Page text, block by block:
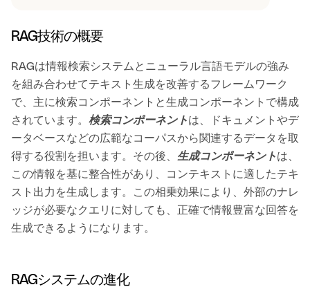
RAG技術の概要
RAGは情報検索システムとニューラル言語モデルの強み
を組み合わせてテキスト生成を改善するフレームワーク
で、主に検索コンポーネントと生成コンポーネントで構成
されています。 検索コンポーネントは、ドキュメントやデ
ータベースなどの広範なコーパスから関連するデータを取
得する役割を担います。その後、 生成コンポーネントは、
この情報を基に整合性があり、コンテキストに適したテキ
スト出力を生成します。この相乗効果により、外部のナレ
ッジが必要なクエリに対しても、正確で情報豊富な回答を
生成できるようになります。
RAGシステムの進化